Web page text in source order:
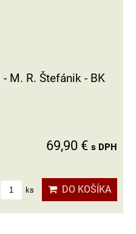
M. R. Štefánik - BK
69,90 € s DPH
ks DO KOŠÍKA